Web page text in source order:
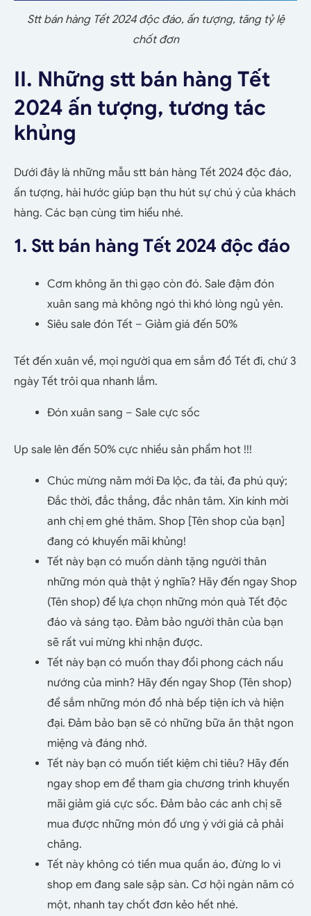
Stt bán hàng Tết 2024 độc đáo, ấn tượng, tăng tỷ lệ
chốt đơn
II. Những stt bán hàng Tết
2024 ấn tượng, tương tác
khủng
Dưới đây là những mẫu stt bán hàng Tết 2024 độc đáo,
ấn tượng, hài hước giúp bạn thu hút sự chú ý của khách
hàng. Các bạn cùng tìm hiểu nhé.
1. Stt bán hàng Tết 2024 độc đáo
Cơm không ăn thì gạo còn đó. Sale đậm đón
xuân sang mà không ngó thì khó lòng ngủ yên.
Siêu sale đón Tết – Giảm giá đến 50%
Tết đến xuân về, mọi người qua em sắm đồ Tết đi, chứ 3
ngày Tết trôi qua nhanh lắm.
Đón xuân sang – Sale cực sốc
Up sale lên đến 50% cực nhiều sản phẩm hot !!!
Chúc mừng năm mới Đa lộc, đa tài, đa phú quý;
Đắc thời, đắc thắng, đắc nhân tâm. Xin kính mời
anh chị em ghé thăm. Shop [Tên shop của bạn]
đang có khuyến mãi khủng!
Tết này bạn có muốn dành tặng người thân
những món quà thật ý nghĩa? Hãy đến ngay Shop
(Tên shop) để lựa chọn những món quà Tết độc
đáo và sáng tạo. Đảm bảo người thân của bạn
sẽ rất vui mừng khi nhận được.
Tết này bạn có muốn thay đổi phong cách nấu
nướng của mình? Hãy đến ngay Shop (Tên shop)
để sắm những món đồ nhà bếp tiện ích và hiện
đại. Đảm bảo bạn sẽ có những bữa ăn thật ngon
miệng và đáng nhớ.
Tết này bạn có muốn tiết kiệm chi tiêu? Hãy đến
ngay shop em để tham gia chương trình khuyến
mãi giảm giá cực sốc. Đảm bảo các anh chị sẽ
mua được những món đồ ưng ý với giá cả phải
chăng.
Tết này không có tiền mua quần áo, đừng lo vì
shop em đang sale sập sàn. Cơ hội ngàn năm có
một, nhanh tay chốt đơn kẻo hết nhé.